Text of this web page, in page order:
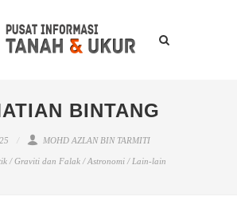
BINTANG
MOHD AZLAN BIN TARMITI
/Graviti dan Falak /Astronomi / Lain-lain